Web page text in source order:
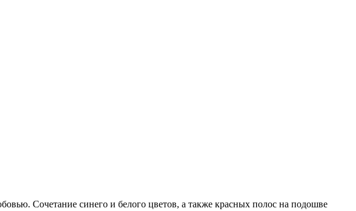
Сочетание синего и белого цветов, а также красных полос на подошве